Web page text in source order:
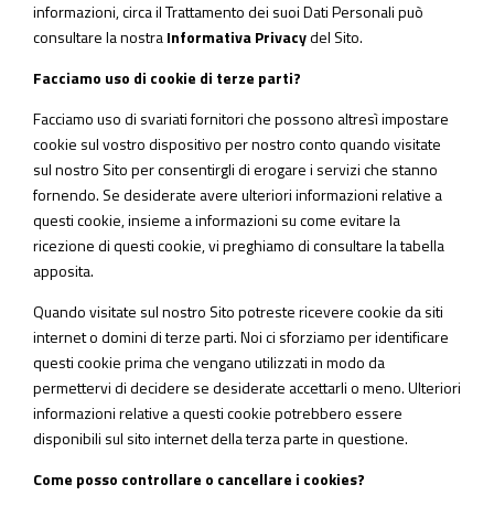
informazioni, circa il Trattamento dei suoi Dati Personali può
consultare la nostraInformativa Privacydel Sito.
Facciamo uso di cookie di terze parti?
Facciamo uso di svariati fornitori che possono altresì impostare
cookie sul vostro dispositivo per nostro conto quando visitate
sul nostro Sito per consentirgli di erogare i servizi che stanno
fornendo. Se desiderate avere ulteriori informazioni relative a
questi cookie, insieme a informazioni su come evitare la
ricezione di questi cookie, vi preghiamo di consultare la tabella
apposita.
Quando visitate sul nostro Sito potreste ricevere cookie da siti
internet o domini di terze parti. Noi ci sforziamo per identificare
questi cookie prima che vengano utilizzati in modo da
permettervi di decidere se desiderate accettarli o meno. Ulteriori
informazioni relative a questi cookie potrebbero essere
disponibili sul sito internet della terza parte in questione.
Come posso controllare o cancellare i cookies?